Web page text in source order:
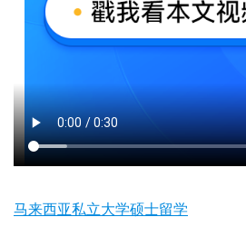
马来西亚私立大学硕士留学